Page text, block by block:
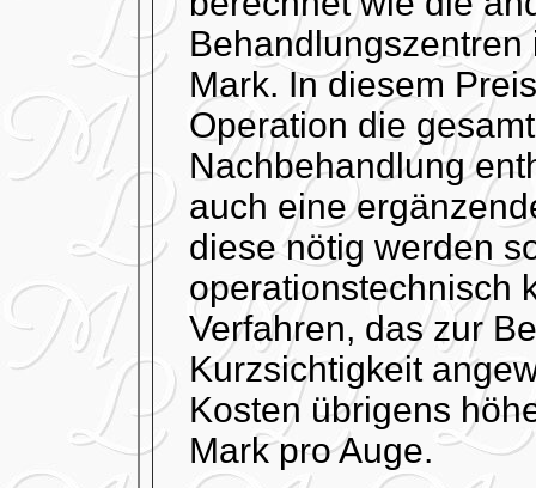
Mark. In diesem
Operation die
Nachbehandlung
auch eine
diese nötig werden
operationstechnisch
Verfahren, das zur
Kurzsichtigkeit
Kosten übrigens
Mark pro Auge.